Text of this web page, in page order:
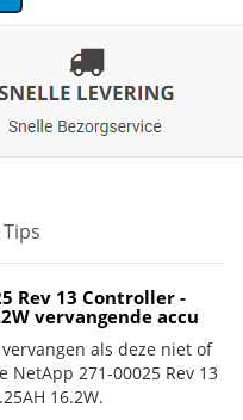
Rev 13 Controller -
vervangende accu
als deze niet of
271-00025 Rev 13
16.2W.